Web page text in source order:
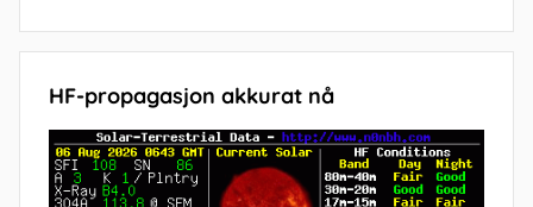
HF-propagasjon akkurat nå